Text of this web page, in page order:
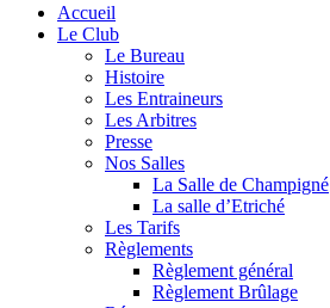
Accueil
Le Club
Le Bureau
Histoire
Les Entraineurs
Les Arbitres
Presse
Nos Salles
La Salle de Champigné
La salle d’Etriché
Les Tarifs
Règlements
Règlement général
Règlement Brûlage